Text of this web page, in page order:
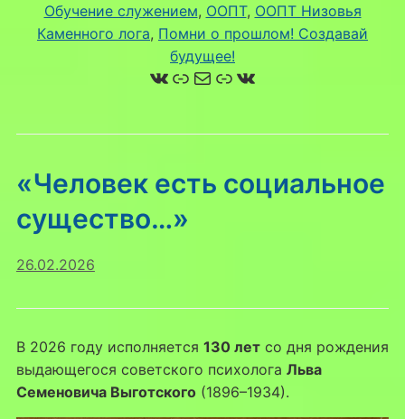
Обучение служением, ООПТ, ООПТ Низовья
Каменного лога, Помни о прошлом! Создавай
будущее!
ВКонтакте
Ссылка
Почта
Ссылка
ВКонтакте
«Человек есть социальное
существо…»
26.02.2026
В 2026 году исполняется 130 летсо дня рождения
выдающегося советского психолога Льва
Семеновича Выготского(1896–1934).